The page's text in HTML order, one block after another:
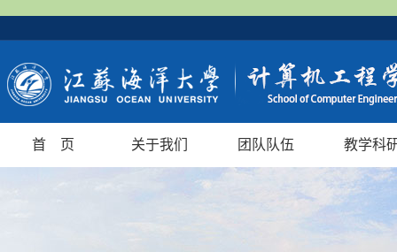
首 页 关于我们 团队队伍 教学科